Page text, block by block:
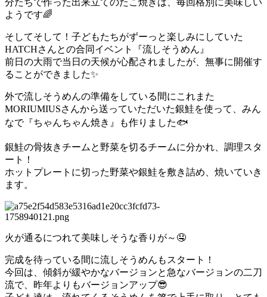
分たちで作った出来立てのたこ焼きは、毎回格別に美味しい
ようです🌈
そしてそして！子どもたちがずーっと楽しみにしていた
HATCHさんとの合同イベント『流しそうめん』
前日の大雨で当日の天候が心配されましたが、無事に開催す
ることができました✨
外で流しそうめんの準備をしている間にこれまた
MORIUMIUSさんから送っていただいた銀鮭を使って、みん
なで『ちゃんちゃん焼き』も作りました🐟
銀鮭の骨抜きチームと野菜を切るチームに分かれ、調理スタ
ート！
ホットプレートに切った野菜や銀鮭を敷き詰め、焼いていき
ます。
火が通るにつれて美味しそうな香りが～🤤
完成を待っている間に流しそうめんもスタート！
今回は、傾斜が緩やかなバージョンと急なバージョンの二刀
流で、昨年よりもバージョンアップ😎